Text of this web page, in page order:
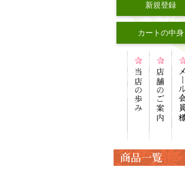
新規登録
カートの中身